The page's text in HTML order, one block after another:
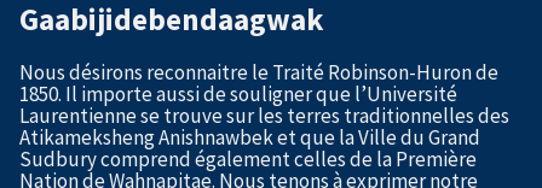
Gaabijidebendaagwak
Nous désirons reconnaitre le Traité Robinson-Huron de
1850. Il importe aussi de souligner que l’Université
Laurentienne se trouve sur les terres traditionnelles des
Atikameksheng Anishnawbek et que la Ville du Grand
Sudbury comprend également celles de la Première
Nation de Wahnapitae. Nous tenons à exprimer notre